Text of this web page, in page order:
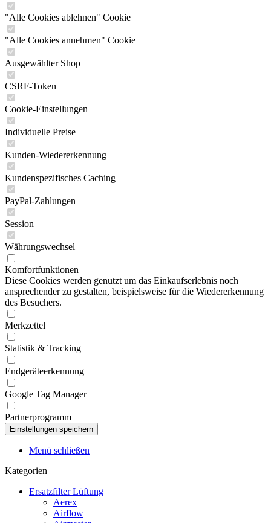
"Alle Cookies ablehnen" Cookie
"Alle Cookies annehmen" Cookie
Ausgewählter Shop
CSRF-Token
Cookie-Einstellungen
Individuelle Preise
Kunden-Wiedererkennung
Kundenspezifisches Caching
PayPal-Zahlungen
Session
Währungswechsel
Komfortfunktionen
Diese Cookies werden genutzt um das Einkaufserlebnis noch
ansprechender zu gestalten, beispielsweise für die Wiedererkennung
des Besuchers.
Merkzettel
Statistik & Tracking
Endgeräteerkennung
Google Tag Manager
Partnerprogramm
Menü schließen
Kategorien
Ersatzfilter Lüftung
Aerex
Airflow